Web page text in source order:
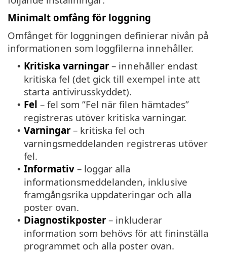
Minimalt omfång för loggning
Omfånget för loggningen definierar nivån på
informationen som loggfilerna innehåller.
• Kritiska varningar – innehåller endast
kritiska fel (det gick till exempel inte att
starta antivirusskyddet).
• Fel – fel som ”Fel när filen hämtades”
registreras utöver kritiska varningar.
• Varningar – kritiska fel och
varningsmeddelanden registreras utöver
fel.
• Informativ – loggar alla
informationsmeddelanden, inklusive
framgångsrika uppdateringar och alla
poster ovan.
• Diagnostikposter – inkluderar
information som behövs för att fininställa
programmet och alla poster ovan.